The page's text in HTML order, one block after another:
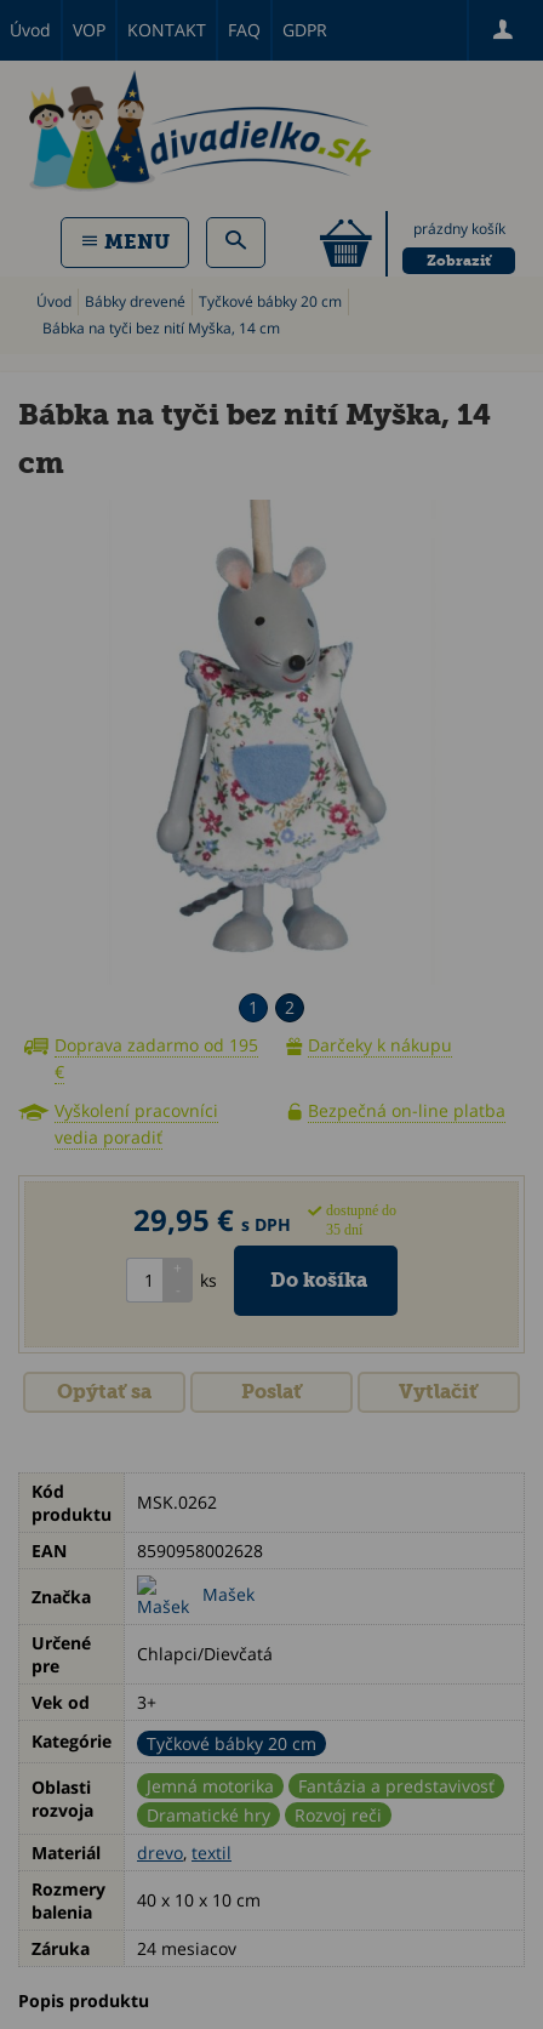
Úvod VOP KONTAKT FAQ GDPR
prázdny košík
Zobraziť
MENU
Úvod Bábky drevené
Tyčkové bábky 20 cm
Bábka na tyči bez nití Myška, 14 cm
Bábka na tyči bez nití Myška, 14
cm
1
2
Doprava zadarmo od 195
€
Darčeky k nákupu
Vyškolení pracovníci
vedia poradiť
Bezpečná on-line platba
29,95 € s DPH
dostupné do
35 dní
ks
Opýtať sa Poslať Vytlačiť
Kód
produktu
MSK.0262
EAN
8590958002628
Značka
Mašek
Určené
pre
Chlapci/Dievčatá
Vek od
3+
Kategórie
Tyčkové bábky 20 cm
Oblasti
rozvoja
Jemná motorika
Fantázia a predstavivosť
Dramatické hry
Rozvoj reči
Materiál
drevo, textil
Rozmery
balenia
40 x 10 x 10 cm
Záruka 24 mesiacov
Popis produktu